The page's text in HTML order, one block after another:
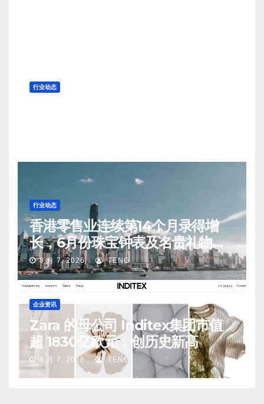
行业动态
行业动态
香港零售业连续第14个月录得增
长，6月份珠宝钟表及名贵礼物销
售同比升20.1%
8 月 7, 2026 TENG
企业资讯
Zara 的母公司 Inditex集团市值
超 1830亿欧元，创历史新高
8 月 7, 2026 TENG